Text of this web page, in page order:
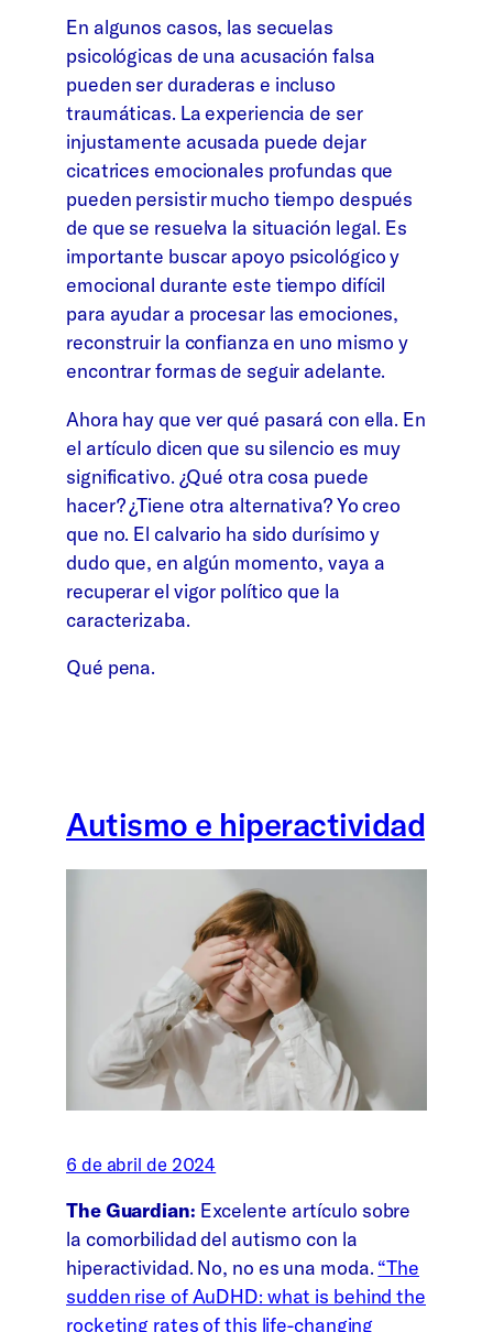
En algunos casos, las secuelas
psicológicas de una acusación falsa
pueden ser duraderas e incluso
traumáticas. La experiencia de ser
injustamente acusada puede dejar
cicatrices emocionales profundas que
pueden persistir mucho tiempo después
de que se resuelva la situación legal. Es
importante buscar apoyo psicológico y
emocional durante este tiempo difícil
para ayudar a procesar las emociones,
reconstruir la confianza en uno mismo y
encontrar formas de seguir adelante.
Ahora hay que ver qué pasará con ella. En
el artículo dicen que su silencio es muy
significativo. ¿Qué otra cosa puede
hacer? ¿Tiene otra alternativa? Yo creo
que no. El calvario ha sido durísimo y
dudo que, en algún momento, vaya a
recuperar el vigor político que la
caracterizaba.
Qué pena.
Autismo e hiperactividad
6 de abril de 2024
The Guardian: Excelente artículo sobre
la comorbilidad del autismo con la
hiperactividad. No, no es una moda. “The
sudden rise of AuDHD: what is behind the
rocketing rates of this life-changing